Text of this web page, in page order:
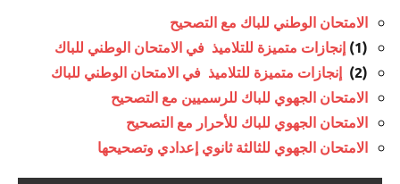
الميكانيكية
إنجازات
متميزة
في
الامتحان
الموحد
الامتحان
الموحد
للبكالوريا
مسلك العلوم
والتكنولوجيات
الكهربائية
للبكالوريا
مسلك
العلوم
الزراعية
إنجازات
متميزة
للبكالوريا
مسلك
العلوم
الرياضية
ب
إنجازات
الوطني
للبكالوريا
مسلك
العلوم
الرياضية
ب
الموحد
الوطني
للبكالوريا
مسلك
العلوم
الاقتصادية
إنجازات
في
الامتحان
الموحد
الوطني
للبكالوريا
لجميع
الامتحان الوطني للباك مع التصحيح
(1)
إنجازات متميزة للتلاميذ في الامتحان الوطني للباك
(2)
إنجازات متميزة للتلاميذ في الامتحان الوطني للباك
الامتحان الجهوي للباك للرسميين مع التصحيح
الامتحان الجهوي للباك للأحرار مع التصحيح
الامتحان الجهوي للثالثة ثانوي إعدادي وتصحيحها